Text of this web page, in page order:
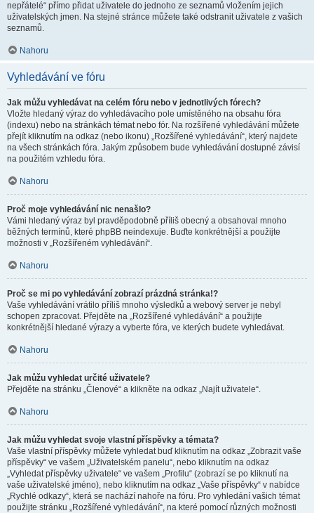
nepřátelé“ přímo přidat uživatele do jednoho ze seznamů vložením jejich
uživatelských jmen. Na stejné stránce můžete také odstranit uživatele z vašich
seznamů.
Nahoru
Vyhledávání ve fóru
Jak můžu vyhledávat na celém fóru nebo v jednotlivých fórech?
Vložte hledaný výraz do vyhledávacího pole umístěného na obsahu fóra
(indexu) nebo na stránkách témat nebo fór. Na rozšířené vyhledávání můžete
přejít kliknutím na odkaz (nebo ikonu) „Rozšířené vyhledávání“, který najdete
na všech stránkách fóra. Jakým způsobem bude vyhledávání dostupné závisí
na použitém vzhledu fóra.
Nahoru
Proč moje vyhledávání nic nenašlo?
Vámi hledaný výraz byl pravděpodobně příliš obecný a obsahoval mnoho
běžných termínů, které phpBB neindexuje. Buďte konkrétnější a použijte
možnosti v „Rozšířeném vyhledávání“.
Nahoru
Proč se mi po vyhledávání zobrazí prázdná stránka!?
Vaše vyhledávání vrátilo příliš mnoho výsledků a webový server je nebyl
schopen zpracovat. Přejděte na „Rozšířené vyhledávání“ a použijte
konkrétnější hledané výrazy a vyberte fóra, ve kterých budete vyhledávat.
Nahoru
Jak můžu vyhledat určité uživatele?
Přejděte na stránku „Členové“ a klikněte na odkaz „Najít uživatele“.
Nahoru
Jak můžu vyhledat svoje vlastní příspěvky a témata?
Vaše vlastní příspěvky můžete vyhledat buď kliknutím na odkaz „Zobrazit vaše
příspěvky“ ve vašem „Uživatelském panelu“, nebo kliknutím na odkaz
„Vyhledat příspěvky uživatele“ ve vašem „Profilu“ (zobrazí se po kliknutí na
vaše uživatelské jméno), nebo kliknutím na odkaz „Vaše příspěvky“ v nabídce
„Rychlé odkazy“, která se nachází nahoře na fóru. Pro vyhledání vašich témat
použijte stránku „Rozšířené vyhledávání“, na které pomocí různých možnosti